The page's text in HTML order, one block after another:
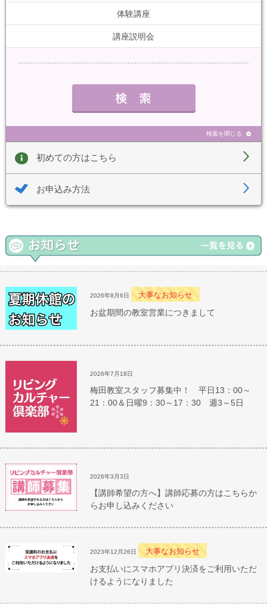
体験講座
講座説明会
検索を閉じる
初めての方はこちら
お申込み方法
2026年8月6日 大事なお知らせ
お盆期間の教室営業につきまして
2026年7月18日
梅田教室スタッフ募集中！ 平日13：00～
21：00＆日曜9：30～17：30 週3～5日
2026年3月3日
【講師希望の方へ】講師応募の方はこちらか
らお申し込みください
2023年12月26日 大事なお知らせ
お支払いにスマホアプリ決済をご利用いただ
けるようになりました